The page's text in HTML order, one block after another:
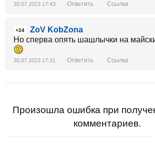
30.07.2023 17:43 Ответить Ссылка
+24
ZoV KobZona
Но сперва опять шашлычки на
30.07.2023 17:31 Ответить Ссылка
Произошла ошибка при
комментариев.